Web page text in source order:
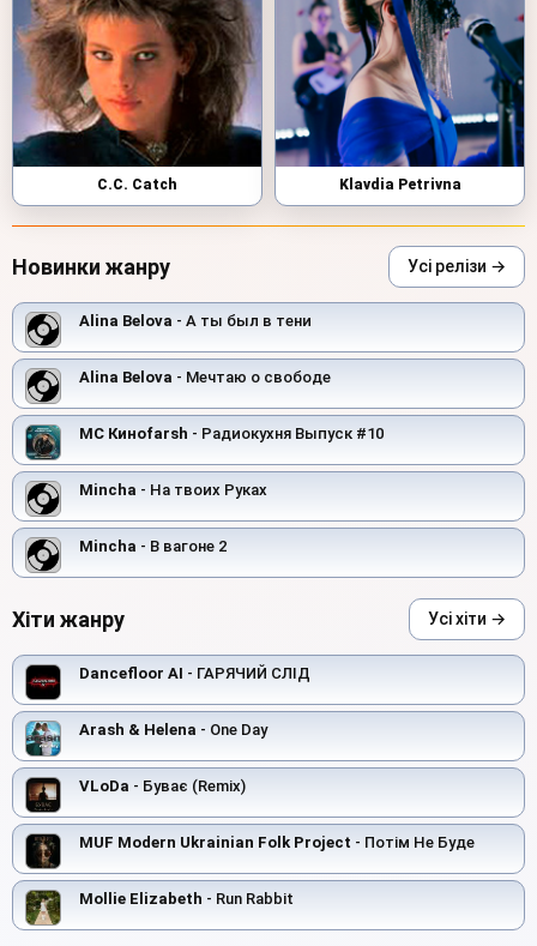
C.C. Catch Klavdia Petrivna
Новинки жанру Усі релізи →
Alina Belova - А ты был в тени
Alina Belova - Мечтаю о свободе
MC Киноfarsh - Радиокухня Выпуск #10
Mincha - На твоих Руках
Mincha - В вагоне 2
Хіти жанру Усі хіти →
Dancefloor AI - ГАРЯЧИЙ СЛІД
Arash & Helena - One Day
VLoDa - Буває (Remix)
MUF Modern Ukrainian Folk Project - Потім Не Буде
Mollie Elizabeth - Run Rabbit